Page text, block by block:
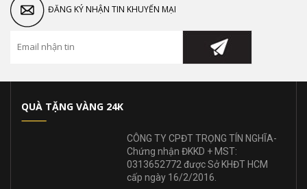
ĐĂNG KÝ NHẬN TIN KHUYẾN MẠI
QUÀ TẶNG VÀNG 24K
CÔNG TY CPĐT TRỌNG TÍN NGHĨA-
Chứng nhận ĐKKD + MST:
0313652772 được Sở KHĐT HCM
cấp ngày 16/2/2016.